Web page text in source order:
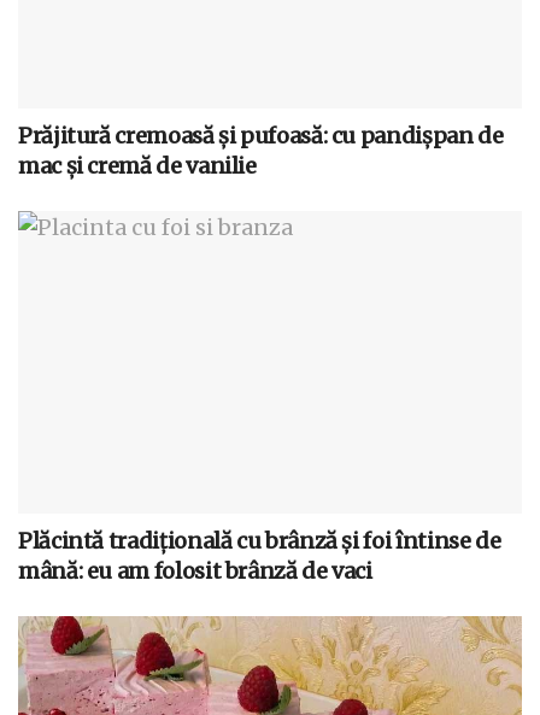
Prăjitură cremoasă și pufoasă: cu pandișpan de
mac și cremă de vanilie
Plăcintă tradițională cu brânză și foi întinse de
mână: eu am folosit brânză de vaci